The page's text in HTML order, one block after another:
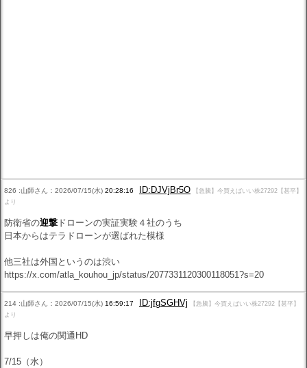
826 :山師さん：2026/07/15(水) 20:28:16 ID:DJVjBr5O
【急騰】今買えばいい株27292【甚平】
より
防衛省の迎撃 ドローンの実証実験４社のうち
日本からはテラドローンが選ばれた模様
他三社は外国というのは渋い
https://x.com/atla_kouhou_jp/status/2077331120300118051?s=20
214 :山師さん：2026/07/15(水) 16:59:17 ID:jfgSGHVj
【急騰】今買えばいい株27292【甚平】
より
早押しは俺の関通HD
7/15（水）